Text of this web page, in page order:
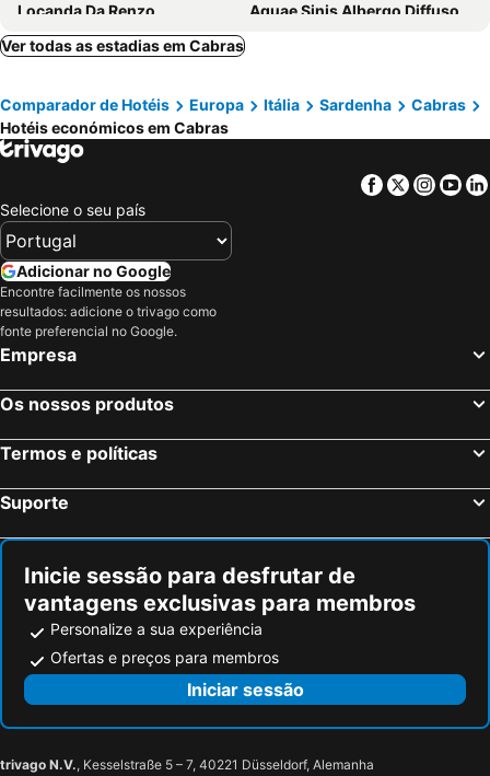
Locanda Da Renzo
Aquae Sinis Albergo Diffuso
Blao boutique hotel
Hotel Lido Beach
CuccuruAio' B&B
Hotel Fortezza
Sa Pedrera Country Hotel
Hotel Villa Delle Rose
Is Benas Country Lodge
Hotel Gran Torre
Residenza d'Epoca Regina d'Arborea
Agriturismo Sa Pramma
Is Cheas wine farm boutique hotel
Hotel Raffael
Nahe Meer, Free Wi-fi, Historisches Ferienhaus
Hotel Bellavista S'Archittu
Ver todas as estadias em Cabras
Comparador de Hotéis Europa Itália Sardenha
Cabras
Hotéis económicos em Cabras
Facebook
Twitter
Selecione o seu país
Adicionar no Google
Encontre facilmente os nossos
resultados: adicione o trivago como
fonte preferencial no Google.
Empresa
Os nossos produtos
Termos e políticas
Suporte
Inicie sessão para desfrutar de
vantagens exclusivas para membros
Personalize a sua experiência
Ofertas e preços para membros
Iniciar sessão
trivago N.V., Kesselstraße 5 – 7, 40221 Düsseldorf, Alemanha